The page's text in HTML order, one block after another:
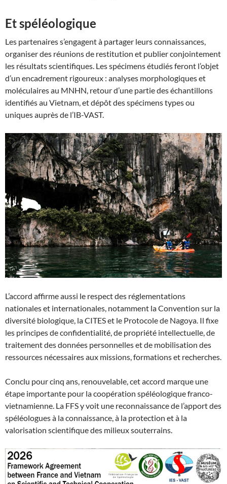
Et spéléologique
Les partenaires s’engagent à partager leurs connaissances,
organiser des réunions de restitution et publier conjointement
les résultats scientifiques. Les spécimens étudiés feront l’objet
d’un encadrement rigoureux : analyses morphologiques et
moléculaires au MNHN, retour d’une partie des échantillons
identifiés au Vietnam, et dépôt des spécimens types ou
uniques auprès de l’IB-VAST.
L’accord affirme aussi le respect des réglementations
nationales et internationales, notamment la Convention sur la
diversité biologique, la CITES et le Protocole de Nagoya. Il fixe
les principes de confidentialité, de propriété intellectuelle, de
traitement des données personnelles et de mobilisation des
ressources nécessaires aux missions, formations et recherches.
Conclu pour cinq ans, renouvelable, cet accord marque une
étape importante pour la coopération spéléologique franco-
vietnamienne. La FFS y voit une reconnaissance de l’apport des
spéléologues à la connaissance, à la protection et à la
valorisation scientifique des milieux souterrains.